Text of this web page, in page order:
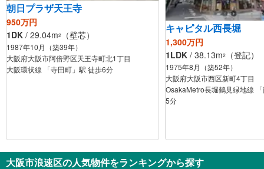
朝日プラザ天王寺
950万円
1DK / 29.04m2 （壁芯）
1987年10月（築39年）
大阪府大阪市阿倍野区天王寺町北1丁目
大阪環状線 「寺田町」駅 徒歩6分
キャピタル西長堀
1,300万円
1LDK / 38.13m2 （登記）
1975年8月（築52年）
大阪府大阪市西区新町4丁目
OsakaMetro長堀鶴見緑地線
5分
大阪市浪速区の人気物件をランキングから探す